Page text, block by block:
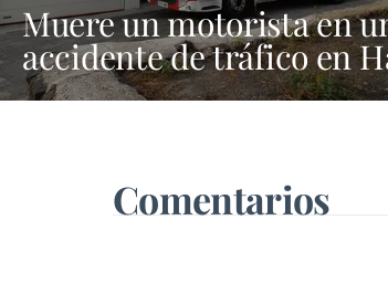
Muere un motorista en
accidente de tráfico en
Comentarios